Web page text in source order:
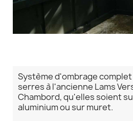
Système d'ombrage
serres à l'ancienne Lams
Chambord, qu'elles soient
aluminium ou sur muret.